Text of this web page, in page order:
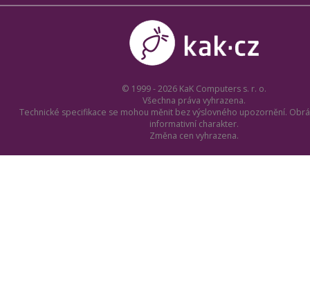
© 1999 - 2026 KaK Computers s. r. o.
Všechna práva vyhrazena.
Technické specifikace se mohou měnit bez výslovného upozornění.
informativní charakter.
Změna cen vyhrazena.